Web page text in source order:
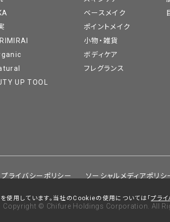
UP TOOL
ベースメイク
ポイントメイク
小物・雑貨
ボディケア
フレグランス
プライバシーポリシー ソーシャルメディアポリシ
Copyright © Chifure Holdings Corporation. All
使用しています。当社のCookieの使用については「プラ